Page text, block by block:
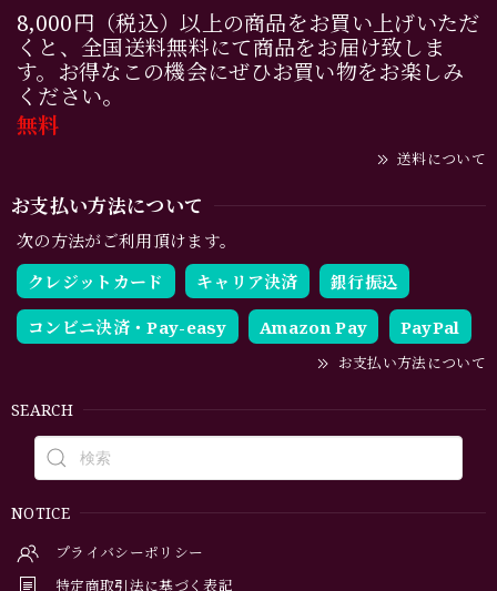
8,000円（税込）以上の商品をお買い上げいただ
くと、全国送料無料にて商品をお届け致しま
す。お得なこの機会にぜひお買い物をお楽しみ
ください。
無料
送料について
お支払い方法について
次の方法がご利用頂けます。
クレジットカード
キャリア決済 銀行振込
コンビニ決済・Pay-easy Amazon Pay PayPal
お支払い方法について
SEARCH
NOTICE
プライバシーポリシー
特定商取引法に基づく表記